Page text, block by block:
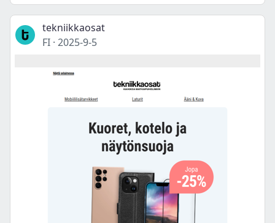
tekniikkaosat
FI · 2025-9-5